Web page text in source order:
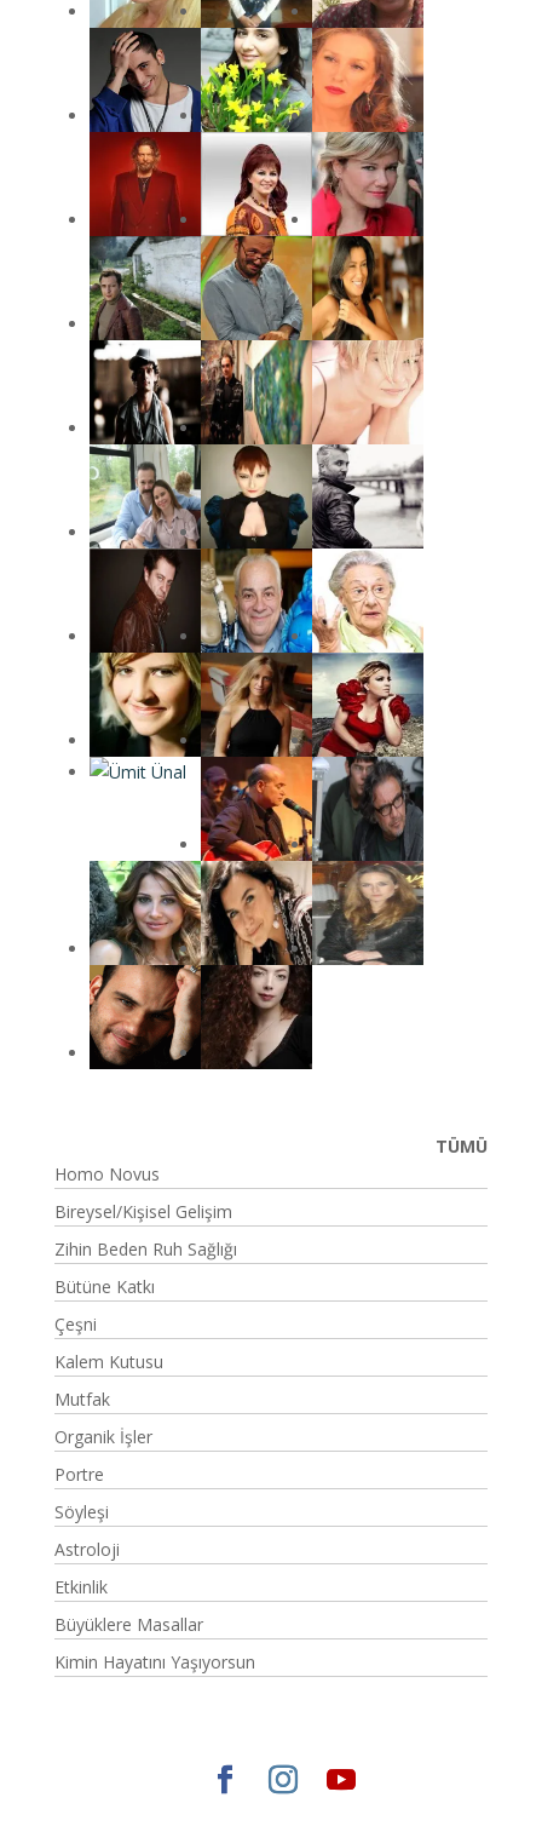
TÜMÜ
Homo Novus
Bireysel/Kişisel Gelişim
Zihin Beden Ruh Sağlığı
Bütüne Katkı
Çeşni
Kalem Kutusu
Mutfak
Organik İşler
Portre
Söyleşi
Astroloji
Etkinlik
Büyüklere Masallar
Kimin Hayatını Yaşıyorsun